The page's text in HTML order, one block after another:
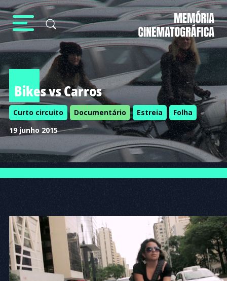
Bikes vs Carros
Curto circuito Documentário Estreia
Folha
19 junho 2015